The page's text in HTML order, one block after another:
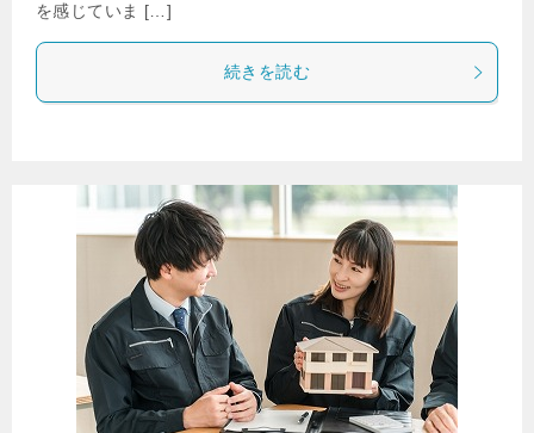
を感じていま […]
続きを読む